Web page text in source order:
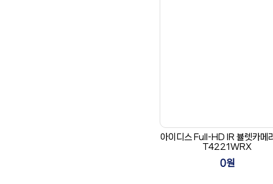
아이디스 Full-HD IR 뷸렛카메
T4221WRX
0원